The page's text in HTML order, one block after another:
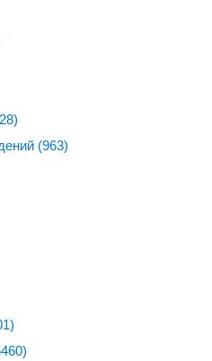
(963)